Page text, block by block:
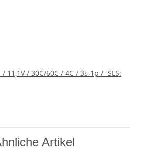
/ 11,1V / 30C/60C / 4C / 3s-1p /- SLS:
Artikel